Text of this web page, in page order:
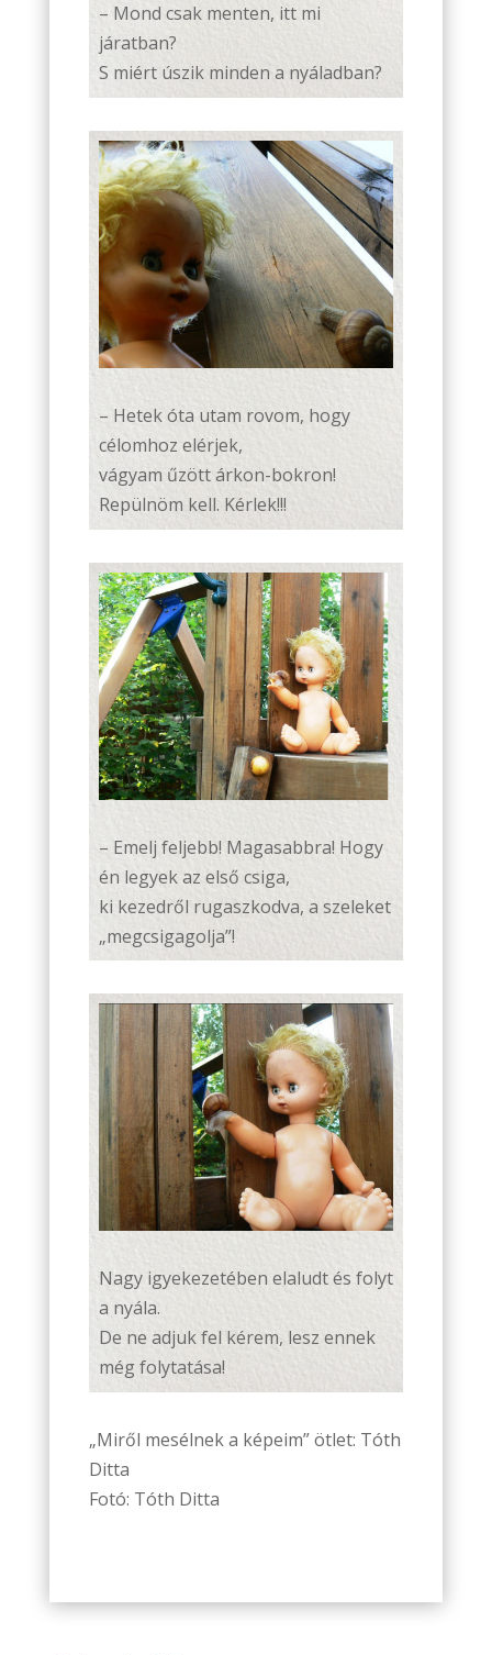
– Mond csak menten, itt mi
járatban?
S miért úszik minden a nyáladban?
– Hetek óta utam rovom, hogy
célomhoz elérjek,
vágyam űzött árkon-bokron!
Repülnöm kell. Kérlek!!!
– Emelj feljebb! Magasabbra! Hogy
én legyek az első csiga,
ki kezedről rugaszkodva, a szeleket
„megcsigagolja”!
Nagy igyekezetében elaludt és folyt
a nyála.
De ne adjuk fel kérem, lesz ennek
még folytatása!
„Miről mesélnek a képeim” ötlet: Tóth
Ditta
Fotó: Tóth Ditta